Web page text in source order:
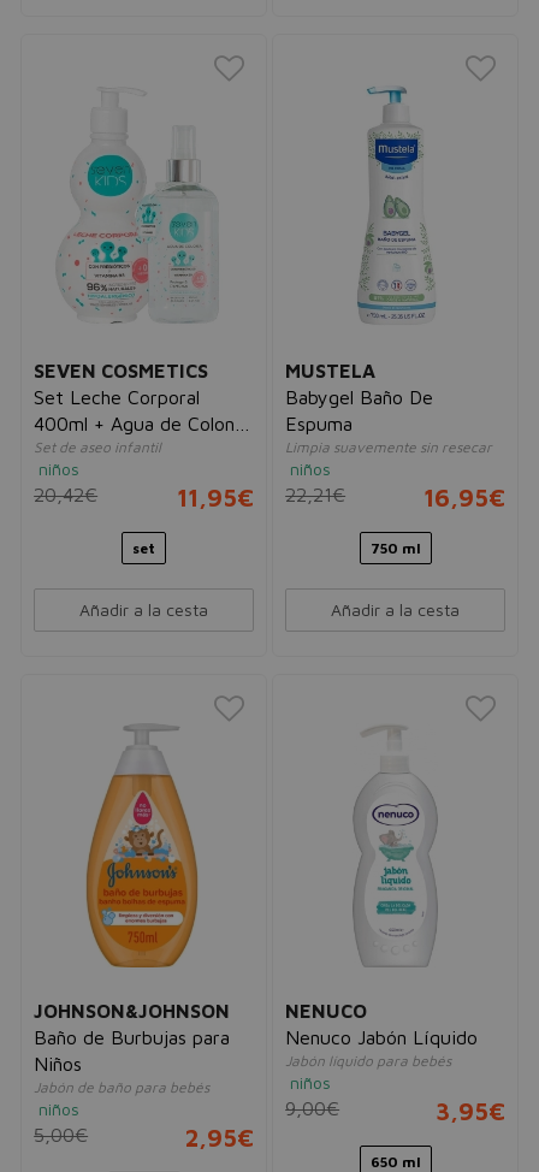
SEVEN COSMETICS
Set Leche Corporal
400ml + Agua de Colonia
250ml
Set de aseo infantil
niños
20,42€ 11,95€
set
Añadir a la cesta
MUSTELA
Babygel Baño De
Espuma
Limpia suavemente sin resecar
niños
22,21€ 16,95€
750 ml
Añadir a la cesta
JOHNSON&JOHNSON
Baño de Burbujas para
Niños
Jabón de baño para bebés
niños
5,00€ 2,95€
NENUCO
Nenuco Jabón Líquido
Jabón líquido para bebés
niños
9,00€ 3,95€
650 ml